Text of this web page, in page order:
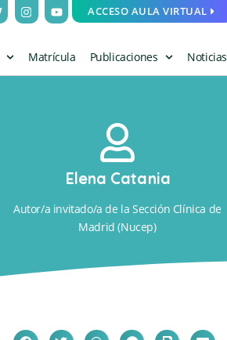
ACCESO AULA VIRTUAL
Matrícula Publicaciones Noticias
Elena Catania
Autor/a invitado/a de la Sección Clínica de
Madrid (Nucep)